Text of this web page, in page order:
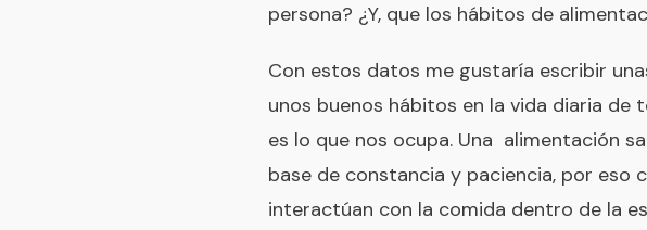
persona? ¿Y, que los hábitos de
Con estos datos me gustaría escribir
unos buenos hábitos en la vida diaria de
es lo que nos ocupa. Una alimentación
base de constancia y paciencia, por eso
interactúan con la comida dentro de la